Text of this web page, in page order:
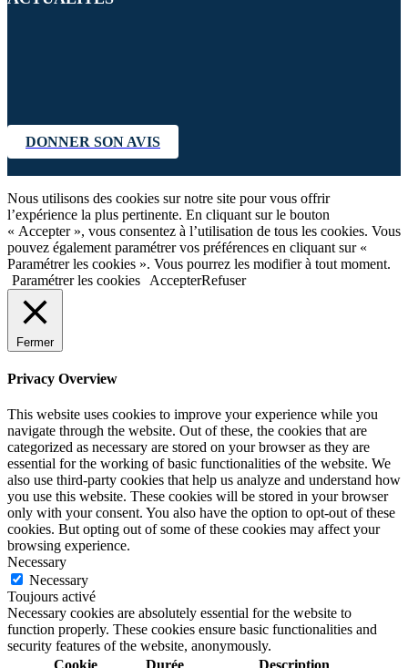
DONNER SON AVIS
Nous utilisons des cookies sur notre site pour vous offrir
l’expérience la plus pertinente. En cliquant sur le bouton
« Accepter », vous consentez à l’utilisation de tous les cookies. Vous
pouvez également paramétrer vos préférences en cliquant sur «
Paramétrer les cookies ». Vous pourrez les modifier à tout moment.
Paramétrer les cookies
AccepterRefuser
Fermer
Privacy Overview
This website uses cookies to improve your experience while you
navigate through the website. Out of these, the cookies that are
categorized as necessary are stored on your browser as they are
essential for the working of basic functionalities of the website. We
also use third-party cookies that help us analyze and understand how
you use this website. These cookies will be stored in your browser
only with your consent. You also have the option to opt-out of these
cookies. But opting out of some of these cookies may affect your
browsing experience.
Necessary
Necessary
Toujours activé
Necessary cookies are absolutely essential for the website to
function properly. These cookies ensure basic functionalities and
security features of the website, anonymously.